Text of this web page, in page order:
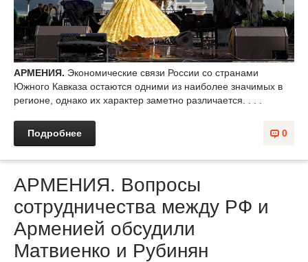
АРМЕНИЯ. Экономические связи России со странами
Южного Кавказа остаются одними из наиболее значимых в
регионе, однако их характер заметно различается. . . .
0
Подробнее
АРМЕНИЯ. Вопросы
сотрудничества между РФ и
Арменией обсудили
Матвиенко и Рубинян